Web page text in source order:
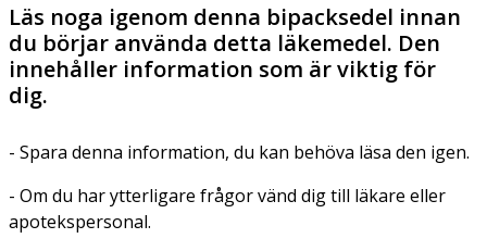
Läs noga igenom denna bipacksedel innan
du börjar använda detta läkemedel. Den
innehåller information som är viktig för
dig.
- Spara denna information, du kan behöva läsa den igen.
- Om du har ytterligare frågor vänd dig till läkare eller
apotekspersonal.